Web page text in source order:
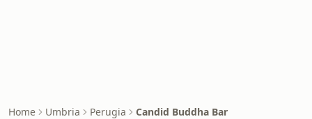
Home Umbria Perugia Candid Buddha Bar